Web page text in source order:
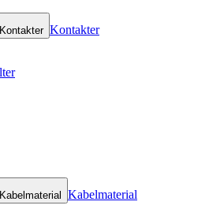
Kontakter
Kabelmaterial